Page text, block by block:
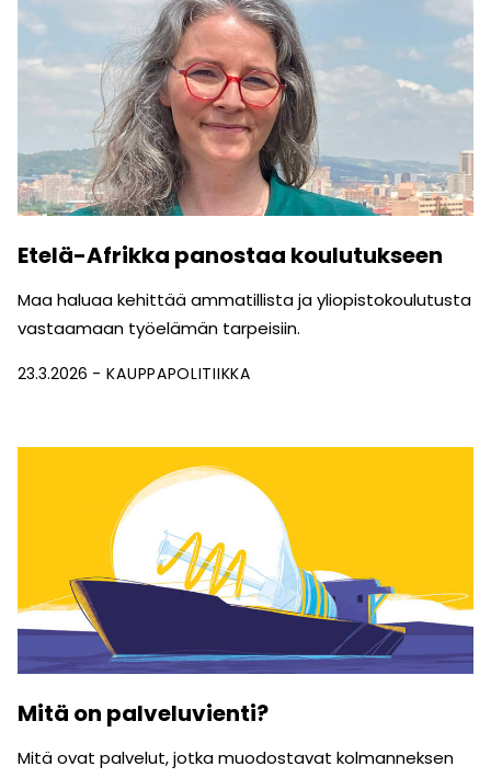
Etelä-Afrikka panostaa koulutukseen
Maa haluaa kehittää ammatillista ja yliopistokoulutusta
vastaamaan työelämän tarpeisiin.
23.3.2026 KAUPPAPOLITIIKKA
Mitä on palveluvienti?
Mitä ovat palvelut, jotka muodostavat kolmanneksen